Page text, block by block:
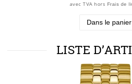
avec TVA hors Frais de
Dans le panier
LISTE